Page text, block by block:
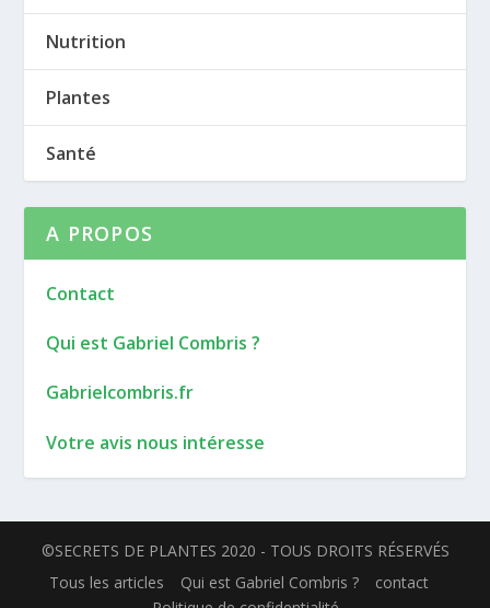
Nutrition
Plantes
Santé
A PROPOS
Contact
Qui est Gabriel Combris ?
Gabrielcombris.fr
Votre avis nous intéresse
©SECRETS DE PLANTES 2020 - TOUS DROITS RÉSERVÉS
Tous les articles
Qui est Gabriel Combris ?
contact